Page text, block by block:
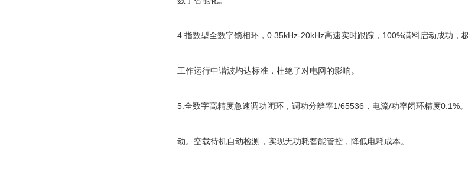
4.指数型全数字锁相环，0.35kHz-20kHz高速实时跟踪，100%满料启动成功，
工作运行中谐波均达标准，杜绝了对电网的影响。
5.全数字高精度急速调功闭环，调功分辨率1/65536，电流/功率闭环精度0.1%
动。空载待机自动检测，实现无功耗智能管控，降低电耗成本。